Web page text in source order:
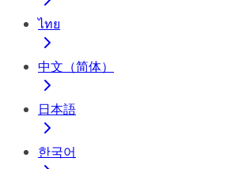
ไทย
中文（简体）
日本語
한국어